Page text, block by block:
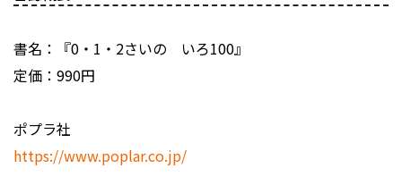
書名：『0・1・2さいの いろ100』
定価：990円
ポプラ社
https://www.poplar.co.jp/